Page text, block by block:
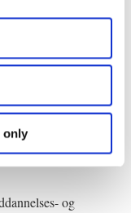
only
Nicolai
transportminister
og